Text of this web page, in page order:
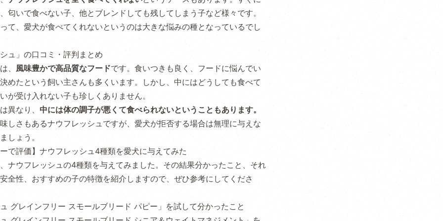
匂いで食べない子、他とブレンドしても残してしまう子など様々です。
て、愛犬が食べてくれないというのは大きな悩みの種となっているでし
ュ」の口コミ・評判まとめ
、 風味豊かで高品質なフードです。食いつきも良く、フードに悩んでい
めたという飼い主さんも多くいます。しかし、中にはどうしても食べて
が受け入れない子も珍しくありません。
異なり、 中には体の調子が悪くて食べられないということもあります。
しさもあるナウフレッシュですが、愛犬が拒否する場合は無理に与えな
しょう。
で評価】ナウフレッシュ4種類を愛犬に与えてみた
ナウフレッシュの4種類を与えてみました。その結果分かったこと、それ
全性、おすすめの子の特徴を紹介しますので、ぜひ参考にしてくださ
グレインフリー スモールブリード パピー」を試して分かったこと